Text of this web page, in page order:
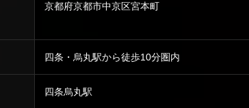
京都府京都市中京区宮本町
四条・烏丸駅から徒歩10分圏内
四条烏丸駅